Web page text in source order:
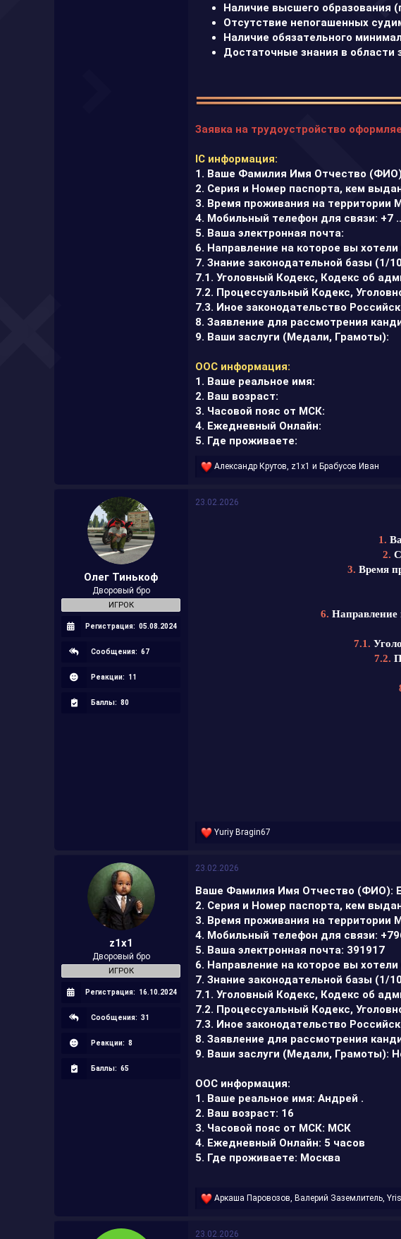
Наличие высшего образования
Отсутствие непогашенных
Наличие обязательного
Достаточные знания в области
Заявка на трудоустройство
IС информация:
1. Ваше Фамилия Имя Отчество
2. Серия и Номер паспорта, кем
3. Время проживания на территории
4. Мобильный телефон для связи: +7
5. Ваша электронная почта:
6. Направление на которое вы
7. Знание законодательной базы (1/
7.1. Уголовный Кодекс, Кодекс об
7.2. Процессуальный Кодекс,
7.3. Иное законодательство
8. Заявление для рассмотрения
9. Ваши заслуги (Медали, Грамоты):
ООС информация:
1. Ваше реальное имя:
2. Ваш возраст:
3. Часовой пояс от МСК:
4. Ежедневный Онлайн:
5. Где проживаете:
Р
к
Александр Крутoв, z1x1 и Брабусов Иван
Олег Тинькоф
Дворовый бро
ИГРОК
Регистрация: 05.08.2024
Сообщения: 67
Реакции: 11
Баллы: 80
23.02.2026
1.
2.
3. Время
6.Направление
7.1.
7.2.
Р
к
и
:
Yuriy Bragin67
z1x1
Дворовый бро
ИГРОК
Регистрация: 16.10.2024
Сообщения: 31
Реакции: 8
Баллы: 65
23.02.2026
Ваше Фамилия Имя Отчество (ФИО):
2. Серия и Номер паспорта, кем
3. Время проживания на территории
4. Мобильный телефон для связи:
5. Ваша электронная почта: 391917
6. Направление на которое вы
7. Знание законодательной базы (1/
7.1. Уголовный Кодекс, Кодекс об
7.2. Процессуальный Кодекс,
7.3. Иное законодательство
8. Заявление для рассмотрения
9. Ваши заслуги (Медали, Грамоты):
ООС информация:
1. Ваше реальное имя: Андрей .
2. Ваш возраст: 16
3. Часовой пояс от МСК: МСК
4. Ежедневный Онлайн: 5 часов
5. Где проживаете: Москва
Р
к
Аркаша Паровозов ,Валерий Заземлитель ,
23.02.2026